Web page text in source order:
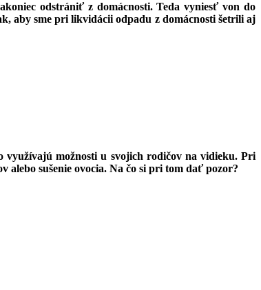
odstrániť z domácnosti. Teda vyniesť von do
aby sme pri likvidácii odpadu z domácnosti šetrili aj
využívajú možnosti u svojich rodičov na vidieku. Pri
alebo sušenie ovocia. Na čo si pri tom dať pozor?